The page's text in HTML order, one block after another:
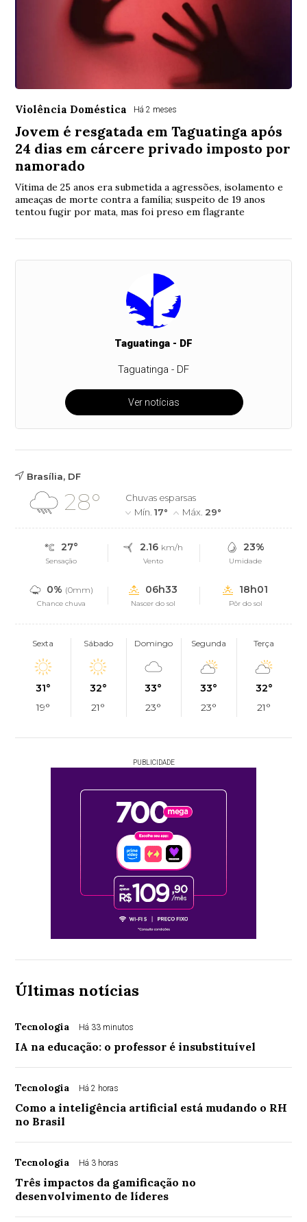
Violência Doméstica Há 2 meses
Jovem é resgatada em Taguatinga após
24 dias em cárcere privado imposto por
namorado
Vítima de 25 anos era submetida a agressões, isolamento e
ameaças de morte contra a família; suspeito de 19 anos
tentou fugir por mata, mas foi preso em flagrante
Taguatinga - DF
Taguatinga - DF
Ver notícias
Brasília, DF
28°
Chuvas esparsas
Mín.17° Máx. 29°
27°
Sensação
2.16 km/h
Vento
23%
Umidade
0% (0mm)
Chance chuva
06h33
Nascer do sol
18h01
Pôr do sol
Sexta
31°
19°
Sábado
32°
21°
Domingo
33°
23°
Segunda
33°
23°
Terça
32°
21°
PUBLICIDADE
Últimas notícias
Tecnologia Há 33 minutos
IA na educação: o professor é insubstituível
Tecnologia Há 2 horas
Como a inteligência artificial está mudando o RH
no Brasil
Tecnologia Há 3 horas
Três impactos da gamificação no
desenvolvimento de líderes